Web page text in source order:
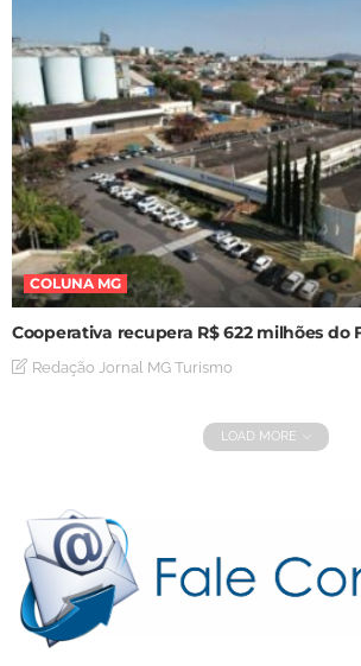
COLUNA MG
Cooperativa recupera R$ 622 milhões do
Redação Jornal MG Turismo
LOAD MORE